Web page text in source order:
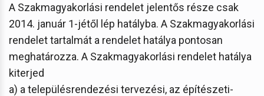
A Szakmagyakorlási rendelet jelentős része csak
2014. január 1-jétől lép hatályba. A Szakmagyakorlási
rendelet tartalmát a rendelet hatálya pontosan
meghatározza. A Szakmagyakorlási rendelet hatálya
kiterjed
a) a településrendezési tervezési, az építészeti-